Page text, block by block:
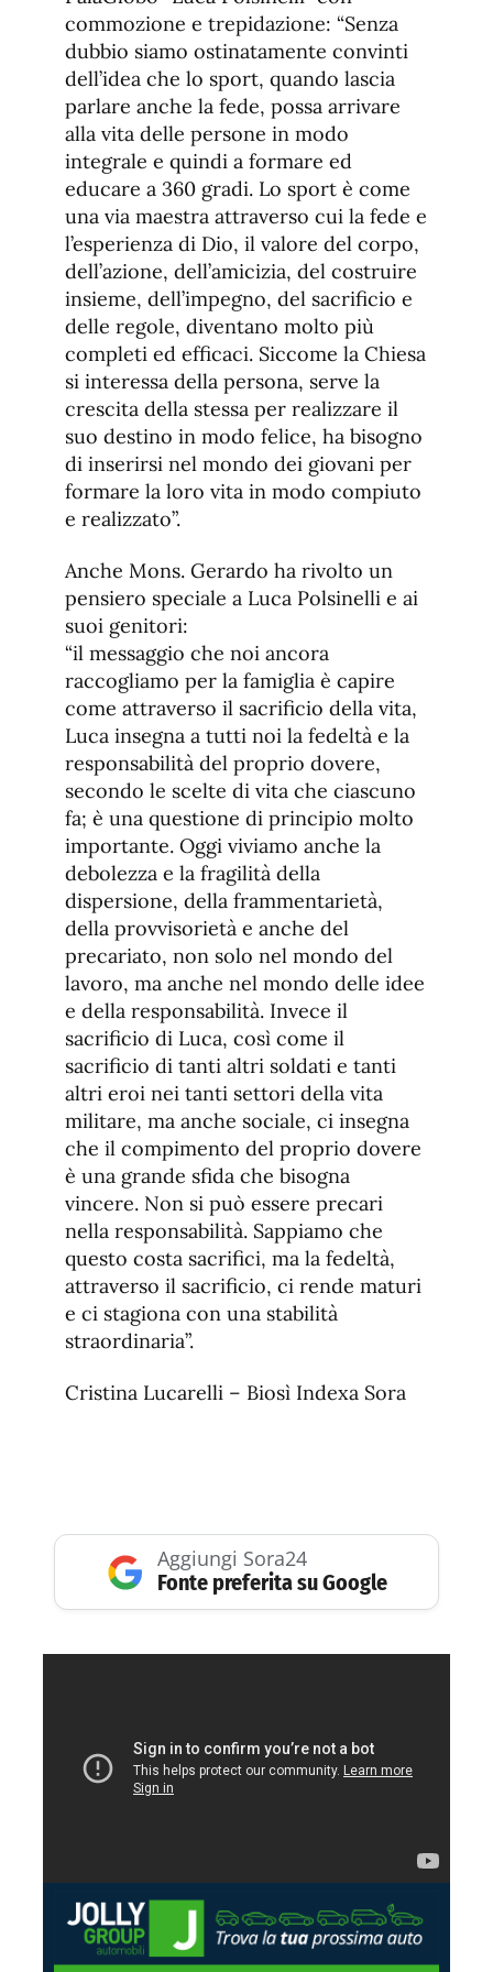
commozione e trepidazione: “Senza
dubbio siamo ostinatamente convinti
dell’idea che lo sport, quando lascia
parlare anche la fede, possa arrivare
alla vita delle persone in modo
integrale e quindi a formare ed
educare a 360 gradi. Lo sport è come
una via maestra attraverso cui la fede e
l’esperienza di Dio, il valore del corpo,
dell’azione, dell’amicizia, del costruire
insieme, dell’impegno, del sacrificio e
delle regole, diventano molto più
completi ed efficaci. Siccome la Chiesa
si interessa della persona, serve la
crescita della stessa per realizzare il
suo destino in modo felice, ha bisogno
di inserirsi nel mondo dei giovani per
formare la loro vita in modo compiuto
e realizzato”.
Anche Mons. Gerardo ha rivolto un
pensiero speciale a Luca Polsinelli e ai
suoi genitori:
“il messaggio che noi ancora
raccogliamo per la famiglia è capire
come attraverso il sacrificio della vita,
Luca insegna a tutti noi la fedeltà e la
responsabilità del proprio dovere,
secondo le scelte di vita che ciascuno
fa; è una questione di principio molto
importante. Oggi viviamo anche la
debolezza e la fragilità della
dispersione, della frammentarietà,
della provvisorietà e anche del
precariato, non solo nel mondo del
lavoro, ma anche nel mondo delle idee
e della responsabilità. Invece il
sacrificio di Luca, così come il
sacrificio di tanti altri soldati e tanti
altri eroi nei tanti settori della vita
militare, ma anche sociale, ci insegna
che il compimento del proprio dovere
è una grande sfida che bisogna
vincere. Non si può essere precari
nella responsabilità. Sappiamo che
questo costa sacrifici, ma la fedeltà,
attraverso il sacrificio, ci rende maturi
e ci stagiona con una stabilità
straordinaria”.
Cristina Lucarelli – Biosì Indexa Sora
Aggiungi Sora24
Fonte preferita su Google